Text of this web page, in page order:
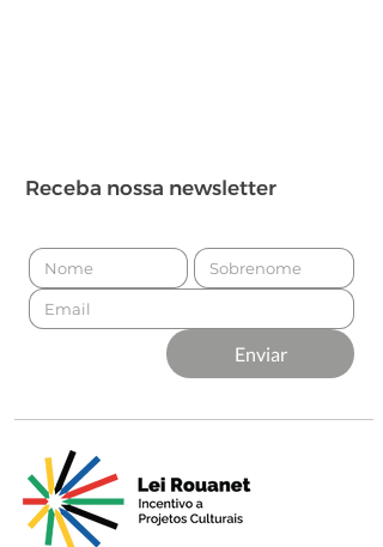
Receba nossa newsletter
Enviar